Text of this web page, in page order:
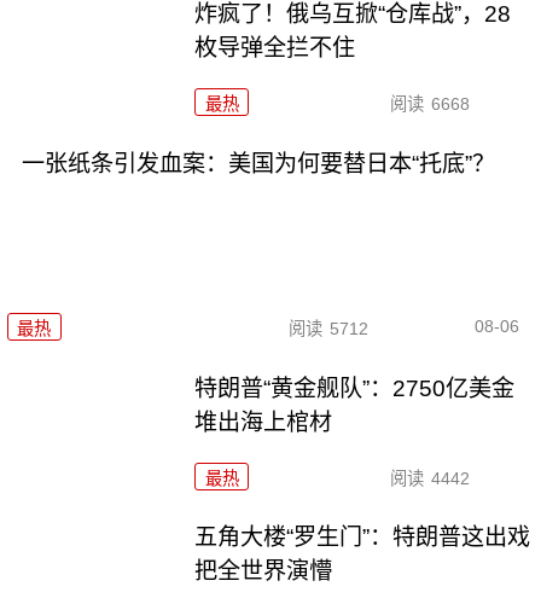
炸疯了！俄乌互掀“仓库战”，28
枚导弹全拦不住
最热 阅读 6668
一张纸条引发血案：美国为何要替日本“托底”？
最热 阅读 5712 08-06
特朗普“黄金舰队”：2750亿美金
堆出海上棺材
最热 阅读 4442
五角大楼“罗生门”：特朗普这出戏
把全世界演懵